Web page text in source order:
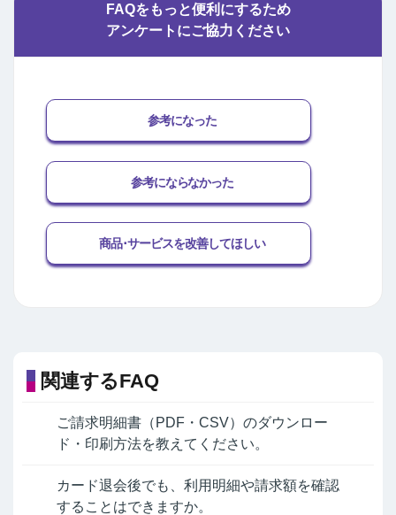
FAQをもっと便利にするため
アンケートにご協力ください
参考になった
参考にならなかった
商品･サービスを改善してほしい
関連するFAQ
ご請求明細書（PDF・CSV）のダウンロー
ド・印刷方法を教えてください。
カード退会後でも、利用明細や請求額を確認
することはできますか。